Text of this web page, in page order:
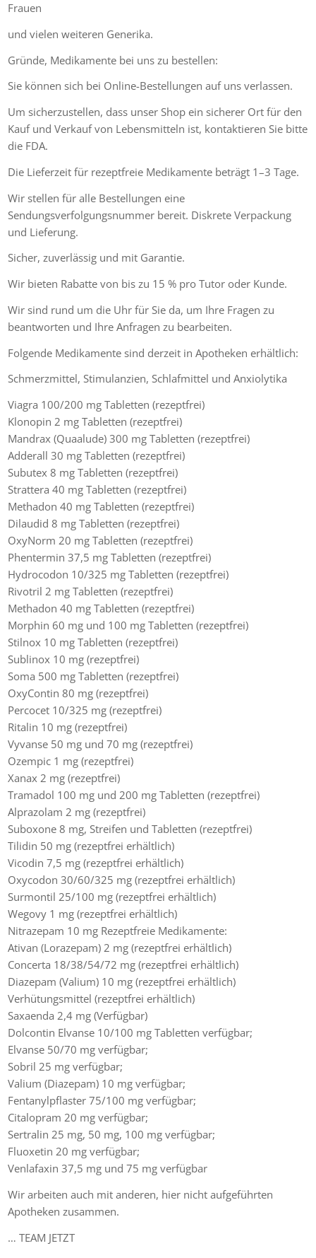
Frauen
und vielen weiteren Generika.
Gründe, Medikamente bei uns zu bestellen:
Sie können sich bei Online-Bestellungen auf uns verlassen.
Um sicherzustellen, dass unser Shop ein sicherer Ort für den
Kauf und Verkauf von Lebensmitteln ist, kontaktieren Sie bitte
die FDA.
Die Lieferzeit für rezeptfreie Medikamente beträgt 1–3 Tage.
Wir stellen für alle Bestellungen eine
Sendungsverfolgungsnummer bereit. Diskrete Verpackung
und Lieferung.
Sicher, zuverlässig und mit Garantie.
Wir bieten Rabatte von bis zu 15 % pro Tutor oder Kunde.
Wir sind rund um die Uhr für Sie da, um Ihre Fragen zu
beantworten und Ihre Anfragen zu bearbeiten.
Folgende Medikamente sind derzeit in Apotheken erhältlich:
Schmerzmittel, Stimulanzien, Schlafmittel und Anxiolytika
Viagra 100/200 mg Tabletten (rezeptfrei)
Klonopin 2 mg Tabletten (rezeptfrei)
Mandrax (Quaalude) 300 mg Tabletten (rezeptfrei)
Adderall 30 mg Tabletten (rezeptfrei)
Subutex 8 mg Tabletten (rezeptfrei)
Strattera 40 mg Tabletten (rezeptfrei)
Methadon 40 mg Tabletten (rezeptfrei)
Dilaudid 8 mg Tabletten (rezeptfrei)
OxyNorm 20 mg Tabletten (rezeptfrei)
Phentermin 37,5 mg Tabletten (rezeptfrei)
Hydrocodon 10/325 mg Tabletten (rezeptfrei)
Rivotril 2 mg Tabletten (rezeptfrei)
Methadon 40 mg Tabletten (rezeptfrei)
Morphin 60 mg und 100 mg Tabletten (rezeptfrei)
Stilnox 10 mg Tabletten (rezeptfrei)
Sublinox 10 mg (rezeptfrei)
Soma 500 mg Tabletten (rezeptfrei)
OxyContin 80 mg (rezeptfrei)
Percocet 10/325 mg (rezeptfrei)
Ritalin 10 mg (rezeptfrei)
Vyvanse 50 mg und 70 mg (rezeptfrei)
Ozempic 1 mg (rezeptfrei)
Xanax 2 mg (rezeptfrei)
Tramadol 100 mg und 200 mg Tabletten (rezeptfrei)
Alprazolam 2 mg (rezeptfrei)
Suboxone 8 mg, Streifen und Tabletten (rezeptfrei)
Tilidin 50 mg (rezeptfrei erhältlich)
Vicodin 7,5 mg (rezeptfrei erhältlich)
Oxycodon 30/60/325 mg (rezeptfrei erhältlich)
Surmontil 25/100 mg (rezeptfrei erhältlich)
Wegovy 1 mg (rezeptfrei erhältlich)
Nitrazepam 10 mg Rezeptfreie Medikamente:
Ativan (Lorazepam) 2 mg (rezeptfrei erhältlich)
Concerta 18/38/54/72 mg (rezeptfrei erhältlich)
Diazepam (Valium) 10 mg (rezeptfrei erhältlich)
Verhütungsmittel (rezeptfrei erhältlich)
Saxaenda 2,4 mg (Verfügbar)
Dolcontin Elvanse 10/100 mg Tabletten verfügbar;
Elvanse 50/70 mg verfügbar;
Sobril 25 mg verfügbar;
Valium (Diazepam) 10 mg verfügbar;
Fentanylpflaster 75/100 mg verfügbar;
Citalopram 20 mg verfügbar;
Sertralin 25 mg, 50 mg, 100 mg verfügbar;
Fluoxetin 20 mg verfügbar;
Venlafaxin 37,5 mg und 75 mg verfügbar
Wir arbeiten auch mit anderen, hier nicht aufgeführten
Apotheken zusammen.
… TEAM JETZT